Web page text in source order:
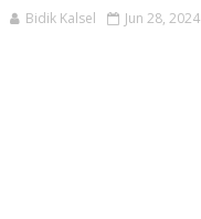
Bidik Kalsel Jun 28, 2024